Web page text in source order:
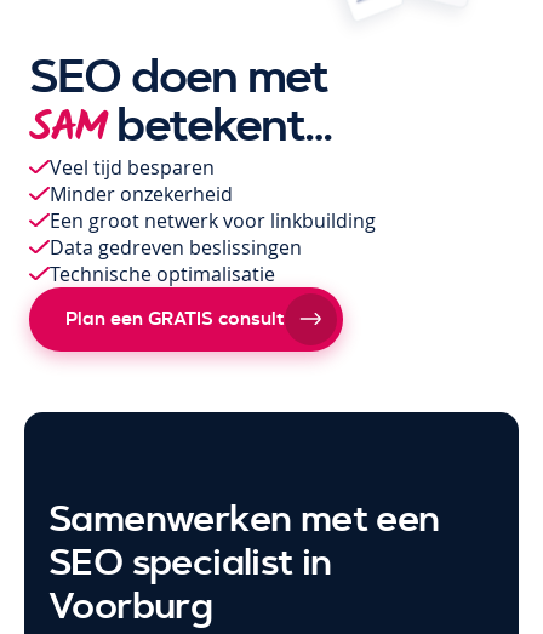
SEO doen met
SAMbetekent…
Veel tijd besparen
Minder onzekerheid
Een groot netwerk voor linkbuilding
Data gedreven beslissingen
Technische optimalisatie
Plan een GRATIS consult
Samenwerken met een
SEO specialist in
Voorburg